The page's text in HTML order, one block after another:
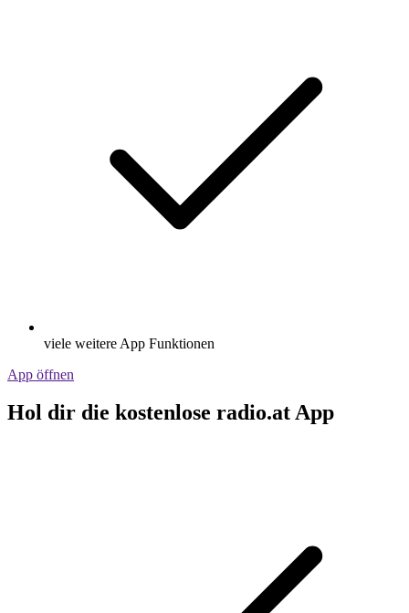
viele weitere App Funktionen
App öffnen
Hol dir die kostenlose radio.at App